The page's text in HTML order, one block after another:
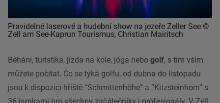
Pravidelné laserové a hudební show na jezeře Zeller See ©
Zell am See-Kaprun Tourismus, Christian Mairitsch
Běhání, turistika, jízda na kole, jóga nebo golf, s tím vším
můžete počítat. Co se týká golfu, od dubna do listopadu
jsou k dispozici hřiště “Schmittenhöhe” a “Kitzsteinhorn” s
36 jamkami pro všechny začátečníky i profesionály. V Zell